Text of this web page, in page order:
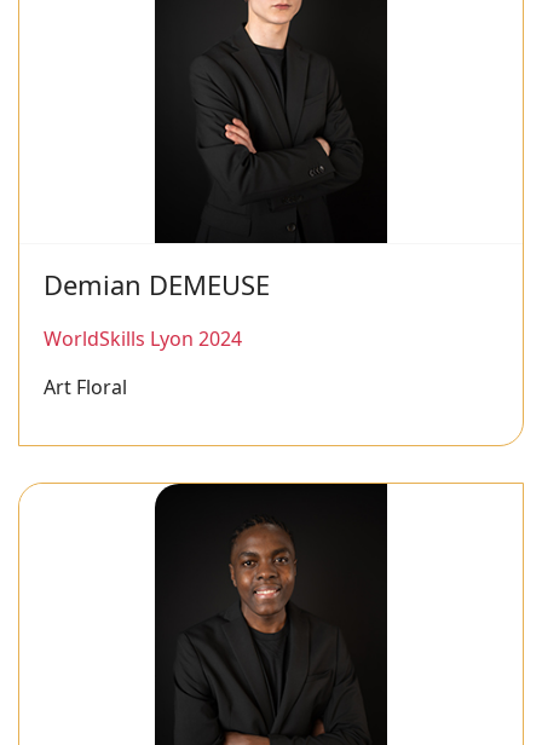
Demian DEMEUSE
WorldSkills Lyon 2024
Art Floral